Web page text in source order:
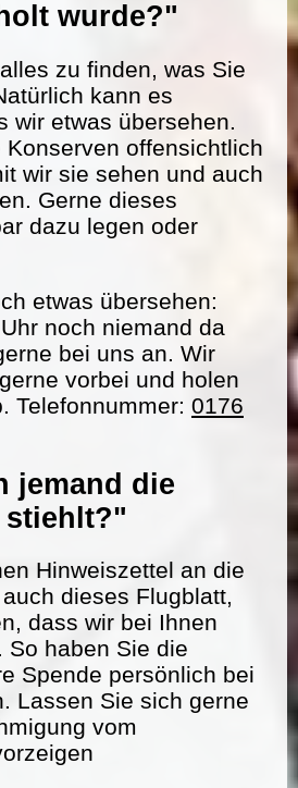
wurde?"
zu finden, was Sie
kann es
wir etwas übersehen.
Konserven offensichtlich
wir sie sehen und auch
Gerne dieses
dazu legen oder
etwas übersehen:
noch niemand da
bei uns an. Wir
vorbei und holen
Telefonnummer: 0176
jemand die
stiehlt?"
Hinweiszettel an die
dieses Flugblatt,
dass wir bei Ihnen
So haben Sie die
Spende persönlich bei
Lassen Sie sich gerne
vom